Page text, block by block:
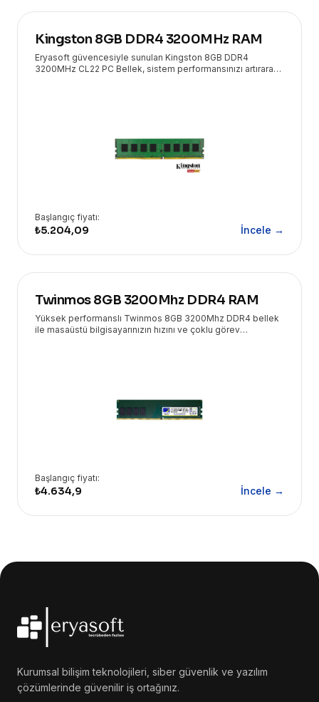
Kingston 8GB DDR4 3200MHz RAM
Eryasoft güvencesiyle sunulan Kingston 8GB DDR4
3200MHz CL22 PC Bellek, sistem performansınızı artırarak
Başlangıç fiyatı:
₺5.204,09 İncele →
Twinmos 8GB 3200Mhz DDR4 RAM
Yüksek performanslı Twinmos 8GB 3200Mhz DDR4 bellek
ile masaüstü bilgisayarınızın hızını ve çoklu görev
Başlangıç fiyatı:
₺4.634,9 İncele →
Kurumsal bilişim teknolojileri, siber güvenlik ve yazılım
çözümlerinde güvenilir iş ortağınız.